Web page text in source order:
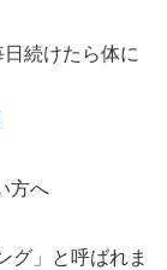
続けたら体に
方へ
グ」と呼ばれま